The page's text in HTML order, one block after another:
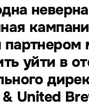
партнером
уйти в
United